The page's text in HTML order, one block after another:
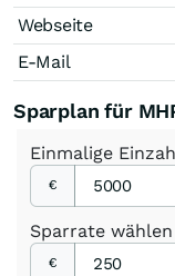
Webseite
E-Mail
Sparplan für
Einmalige
€
Sparrate wählen
€